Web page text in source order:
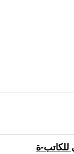
للكاتب-ة